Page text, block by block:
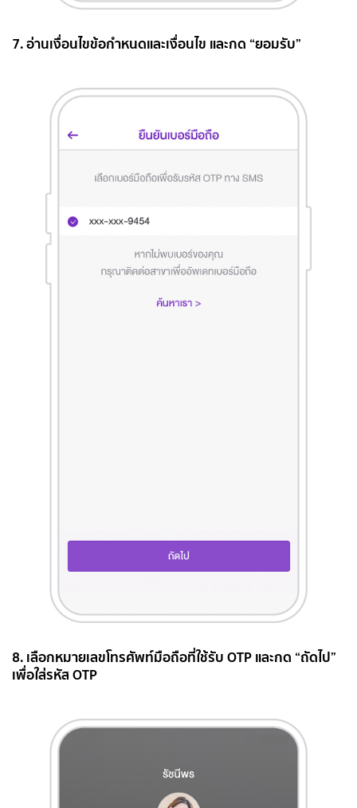
7. อ่านเงื่อนไขข้อกำหนดและเงื่อนไข และกด “ยอมรับ”
8. เลือกหมายเลขโทรศัพท์มือถือที่ใช้รับ OTP และกด “ถัดไป”
เพื่อใส่รหัส OTP